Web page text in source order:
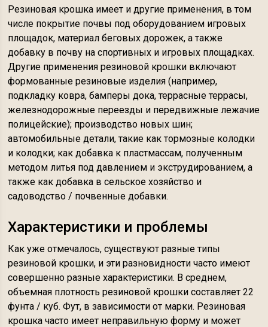
Резиновая крошка имеет и другие применения, в том
числе покрытие почвы под оборудованием игровых
площадок, материал беговых дорожек, а также
добавку в почву на спортивных и игровых площадках.
Другие применения резиновой крошки включают
формованные резиновые изделия (например,
подкладку ковра, бамперы дока, террасные террасы,
железнодорожные переезды и передвижные лежачие
полицейские); производство новых шин;
автомобильные детали, такие как тормозные колодки
и колодки; как добавка к пластмассам, полученным
методом литья под давлением и экструдированием, а
также как добавка в сельское хозяйство и
садоводство / почвенные добавки.
Характеристики и проблемы
Как уже отмечалось, существуют разные типы
резиновой крошки, и эти разновидности часто имеют
совершенно разные характеристики. В среднем,
объемная плотность резиновой крошки составляет 22
фунта / куб. Фут, в зависимости от марки. Резиновая
крошка часто имеет неправильную форму и может